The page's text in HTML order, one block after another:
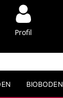
Profil
BIOBODEN